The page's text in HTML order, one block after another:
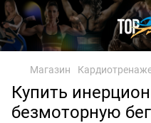
Магазин
Купить
безмоторную